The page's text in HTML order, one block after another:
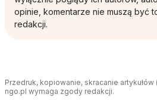
opinie, komentarze nie muszą być
redakcji.
Przedruk, kopiowanie, skracanie
ngo.pl wymaga zgody redakcji.